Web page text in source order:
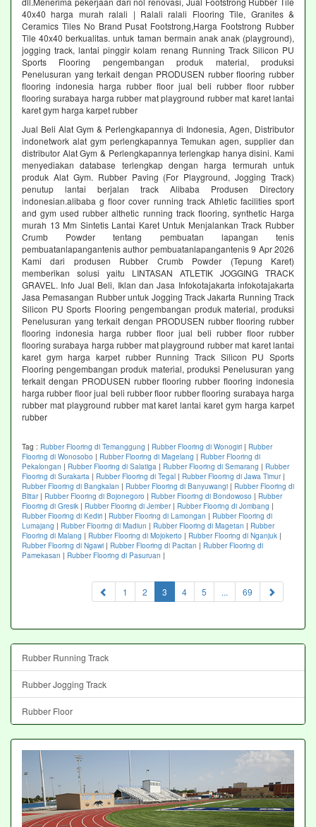
40x40 harga murah ralali | Ralali ralali Flooring Tile, Granites &
Ceramics Tiles No Brand Pusat Footstrong,Harga Footstrong Rubber
Tile 40x40 berkualitas. untuk taman bermain anak anak (playground),
jogging track, lantai pinggir kolam renang Running Track Silicon PU
Sports Flooring pengembangan produk material, produksi
Penelusuran yang terkait dengan PRODUSEN rubber flooring rubber
flooring indonesia harga rubber floor jual beli rubber floor rubber
flooring surabaya harga rubber mat playground rubber mat karet lantai
karet gym harga karpet rubber
Jual Beli Alat Gym & Perlengkapannya di Indonesia, Agen, Distributor
indonetwork alat gym perlengkapannya Temukan agen, supplier dan
distributor Alat Gym & Perlengkapannya terlengkap hanya disini. Kami
menyediakan database terlengkap dengan harga termurah untuk
produk Alat Gym. Rubber Paving (For Playground, Jogging Track)
penutup lantai berjalan track Alibaba Produsen Directory
indonesian.alibaba g floor cover running track Athletic facilities sport
and gym used rubber althetic running track flooring, synthetic Harga
murah 13 Mm Sintetis Lantai Karet Untuk Menjalankan Track Rubber
Crumb Powder tentang pembuatan lapangan tenis
pembuatanlapangantenis author pembuatanlapangantenis 9 Apr 2026
Kami dari produsen Rubber Crumb Powder (Tepung Karet)
memberikan solusi yaitu LINTASAN ATLETIK JOGGING TRACK
GRAVEL. Info Jual Beli, Iklan dan Jasa Infokotajakarta infokotajakarta
Jasa Pemasangan Rubber untuk Jogging Track Jakarta Running Track
Silicon PU Sports Flooring pengembangan produk material, produksi
Penelusuran yang terkait dengan PRODUSEN rubber flooring rubber
flooring indonesia harga rubber floor jual beli rubber floor rubber
flooring surabaya harga rubber mat playground rubber mat karet lantai
karet gym harga karpet rubber Running Track Silicon PU Sports
Flooring pengembangan produk material, produksi Penelusuran yang
terkait dengan PRODUSEN rubber flooring rubber flooring indonesia
harga rubber floor jual beli rubber floor rubber flooring surabaya harga
rubber mat playground rubber mat karet lantai karet gym harga karpet
rubber
Tag : Rubber Flooring di Temanggung | Rubber Flooring di Wonogiri | Rubber
Flooring di Wonosobo | Rubber Flooring di Magelang | Rubber Flooring di
Pekalongan | Rubber Flooring di Salatiga | Rubber Flooring di Semarang | Rubber
Flooring di Surakarta | Rubber Flooring di Tegal | Rubber Flooring di Jawa Timur|
Rubber Flooring di Bangkalan | Rubber Flooring di Banyuwangi | Rubber Flooring di
Blitar| Rubber Flooring di Bojonegoro | Rubber Flooring di Bondowoso | Rubber
Flooring di Gresik | Rubber Flooring di Jember| Rubber Flooring di Jombang |
Rubber Flooring di Kediri | Rubber Flooring di Lamongan | Rubber Flooring di
Lumajang | Rubber Flooring di Madiun | Rubber Flooring di Magetan | Rubber
Flooring di Malang | Rubber Flooring di Mojokerto | Rubber Flooring di Nganjuk |
Rubber Flooring di Ngawi | Rubber Flooring di Pacitan | Rubber Flooring di
Pamekasan | Rubber Flooring di Pasuruan |
1 2 3 (current)
4 5 ... 69
Rubber Running Track
Rubber Jogging Track
Rubber Floor